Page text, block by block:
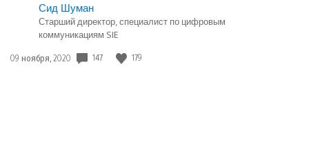
Сид Шуман
Старший директор, специалист по цифровым
коммуникациям SIE
Дата
09 ноября, 2020 147 179